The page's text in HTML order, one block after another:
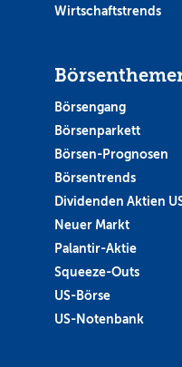
Wirtschaftstrends
Börsengang
Börsenparkett
Börsen-Prognosen
Börsentrends
Dividenden Aktien
Neuer Markt
Palantir-Aktie
Squeeze-Outs
US-Börse
US-Notenbank